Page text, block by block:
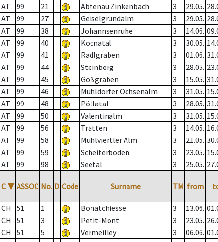
AT
99 21 Abtenau Zinkenbach 3 29.05.
AT
99 27 Geiselgrundalm 3 29.05.
AT
99 38 Johannsenruhe 3 14.06.
AT
99 40 Kocnatal 3 30.05.
AT
99 41 Radlgraben 3 01.06.
AT
99 44 Steinberg 3 28.05.
AT
99 45 Gößgraben 3 15.05.
AT
99 46 Mühldorfer Ochsenalm 3 31.05.
AT
99 48 Pöllatal 3 28.05.
AT
99 50 Valentinalm 3 31.05.
AT
99 56 Tratten 3 14.05.
AT
99 58 Mühlviertler Alm 3 21.05.
AT
99 59 Scheiterboden 3 23.05.
AT
99 98 Seetal 3 25.05.
C ▼ ASSOC No. D Code Surname TM from
CH 51 1 Bonatchiesse 3 13.06.
CH
51 3 Petit-Mont 3 23.05.
CH
51 5 Vermeilley 3 06.06.